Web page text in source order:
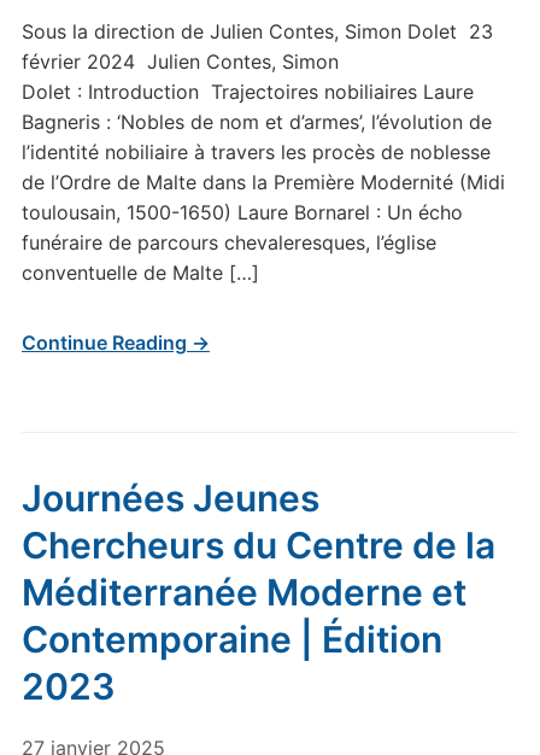
Sous la direction de Julien Contes, Simon Dolet 23
février 2024 Julien Contes, Simon
Dolet : Introduction Trajectoires nobiliaires Laure
Bagneris : ‘Nobles de nom et d’armes’, l’évolution de
l’identité nobiliaire à travers les procès de noblesse
de l’Ordre de Malte dans la Première Modernité (Midi
toulousain, 1500-1650) Laure Bornarel : Un écho
funéraire de parcours chevaleresques, l’église
conventuelle de Malte […]
Continue Reading →
Journées Jeunes
Chercheurs du Centre de la
Méditerranée Moderne et
Contemporaine | Édition
2023
27 janvier 2025